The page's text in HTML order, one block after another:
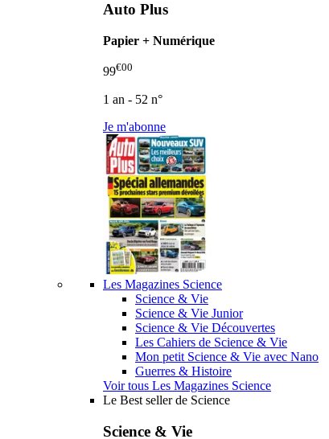
Auto Plus
Papier + Numérique
99€00
1 an - 52 n°
Je m'abonne
Les Magazines Science
Science & Vie
Science & Vie Junior
Science & Vie Découvertes
Les Cahiers de Science & Vie
Mon petit Science & Vie avec Nano
Guerres & Histoire
Voir tous Les Magazines Science
Le Best seller de Science
Science & Vie